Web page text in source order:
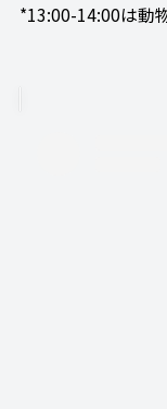
*13:00-14:00は動